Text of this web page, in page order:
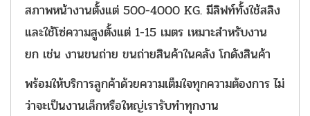
สภาพหน้างานตั้งแต่ 500-4000 KG. มีลิฟท์ทั้งใช้สลิง
และใช้โซ่ความสูงตั้งแต่ 1-15 เมตร เหมาะสำหรับงาน
ยก เช่น งานขนถ่าย ขนถ่ายสินค้าในคลัง โกดังสินค้า
พร้อมให้บริการลูกค้าด้วยความเต็มใจทุกความต้องการ ไม่
ว่าจะเป็นงานเล็กหรือใหญ่เรารับทำทุกงาน